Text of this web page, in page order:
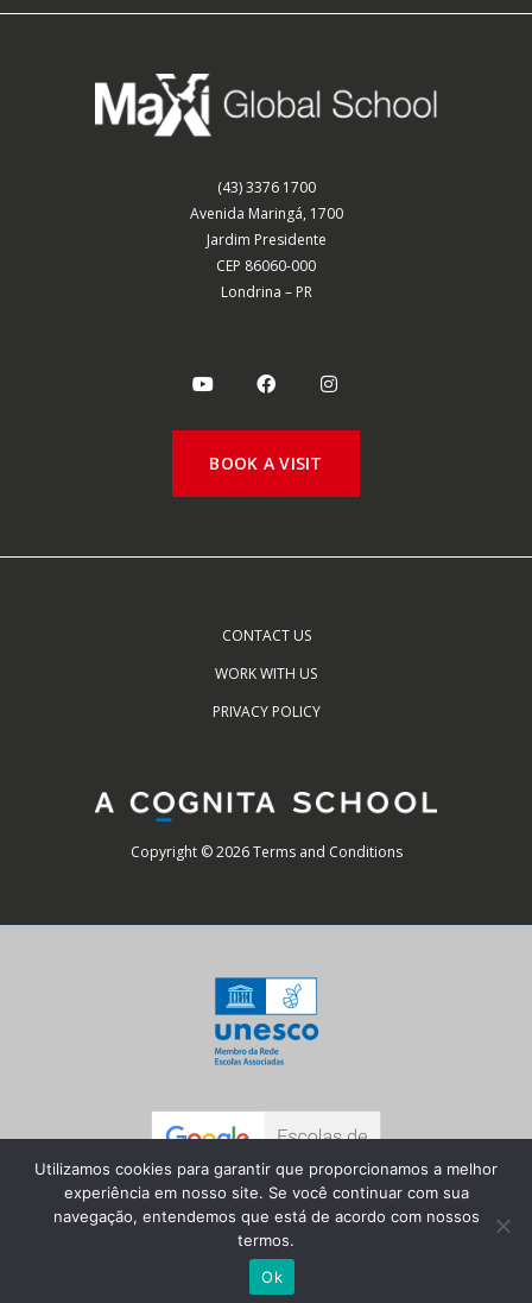
(43) 3376 1700
Avenida Maringá, 1700
Jardim Presidente
CEP 86060-000
Londrina – PR
BOOK A VISIT
CONTACT US
WORK WITH US
PRIVACY POLICY
Copyright © 2026 Terms and Conditions
Utilizamos cookies para garantir que proporcionamos a melhor
experiência em nosso site. Se você continuar com sua
navegação, entendemos que está de acordo com nossos
termos.
Ok